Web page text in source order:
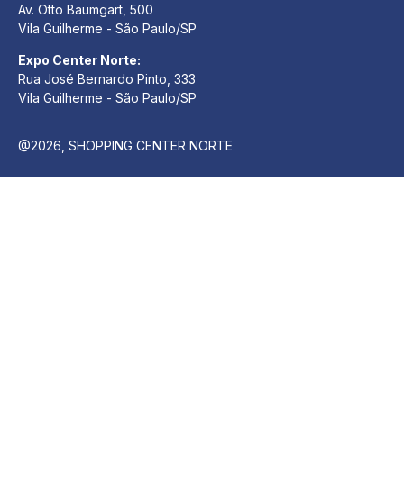
Av. Otto Baumgart, 500
Vila Guilherme - São Paulo/SP
Expo Center Norte:
Rua José Bernardo Pinto, 333
Vila Guilherme - São Paulo/SP
@2026, SHOPPING CENTER NORTE